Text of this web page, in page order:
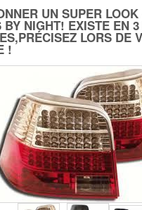
UN SUPER
BY NIGHT! EXISTE EN
LORS DE
!